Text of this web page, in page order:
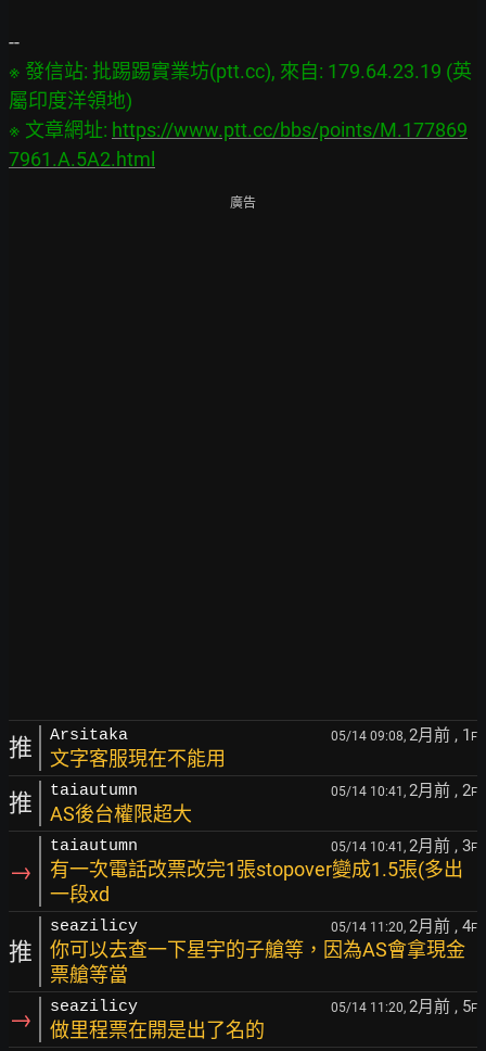
※ 發信站: 批踢踢實業坊(ptt.cc), 來自: 179.64.23.19 (英
屬印度洋領地)
※ 文章網址: https://www.ptt.cc/bbs/points/M.177869
7961.A.5A2.html
廣告
推 Arsitaka 05/14 09:08, 2月前 , 1 F
文字客服現在不能用
推 taiautumn 05/14 10:41, 2月前 , 2F
AS後台權限超大
→
taiautumn 05/14 10:41, 2月前 , 3F
有一次電話改票改完1張stopover變成1.5張(多出
一段xd
推
seazilicy 05/14 11:20, 2月前 , 4F
你可以去查一下星宇的子艙等，因為AS會拿現金
票艙等當
→ seazilicy 05/14 11:20, 2月前 , 5F
做里程票在開是出了名的